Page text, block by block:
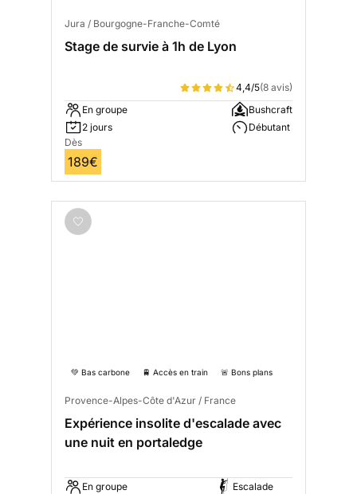
Jura / Bourgogne-Franche-Comté
Stage de survie à 1h de Lyon
4,4/5(8 avis)
En groupe
2 jours
Bushcraft
Débutant
Dès
189€
💚 Bas carbone 🚆 Accès en train 🚨 Bons plans
Provence-Alpes-Côte d'Azur / France
Expérience insolite d'escalade avec
une nuit en portaledge
En groupe
Escalade